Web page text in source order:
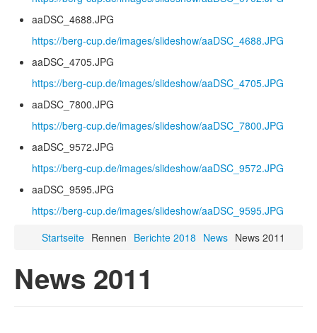
aaDSC_4688.JPG
https://berg-cup.de/images/slideshow/aaDSC_4688.JPG
aaDSC_4705.JPG
https://berg-cup.de/images/slideshow/aaDSC_4705.JPG
aaDSC_7800.JPG
https://berg-cup.de/images/slideshow/aaDSC_7800.JPG
aaDSC_9572.JPG
https://berg-cup.de/images/slideshow/aaDSC_9572.JPG
aaDSC_9595.JPG
https://berg-cup.de/images/slideshow/aaDSC_9595.JPG
Startseite Rennen Berichte 2018 News News 2011
News 2011